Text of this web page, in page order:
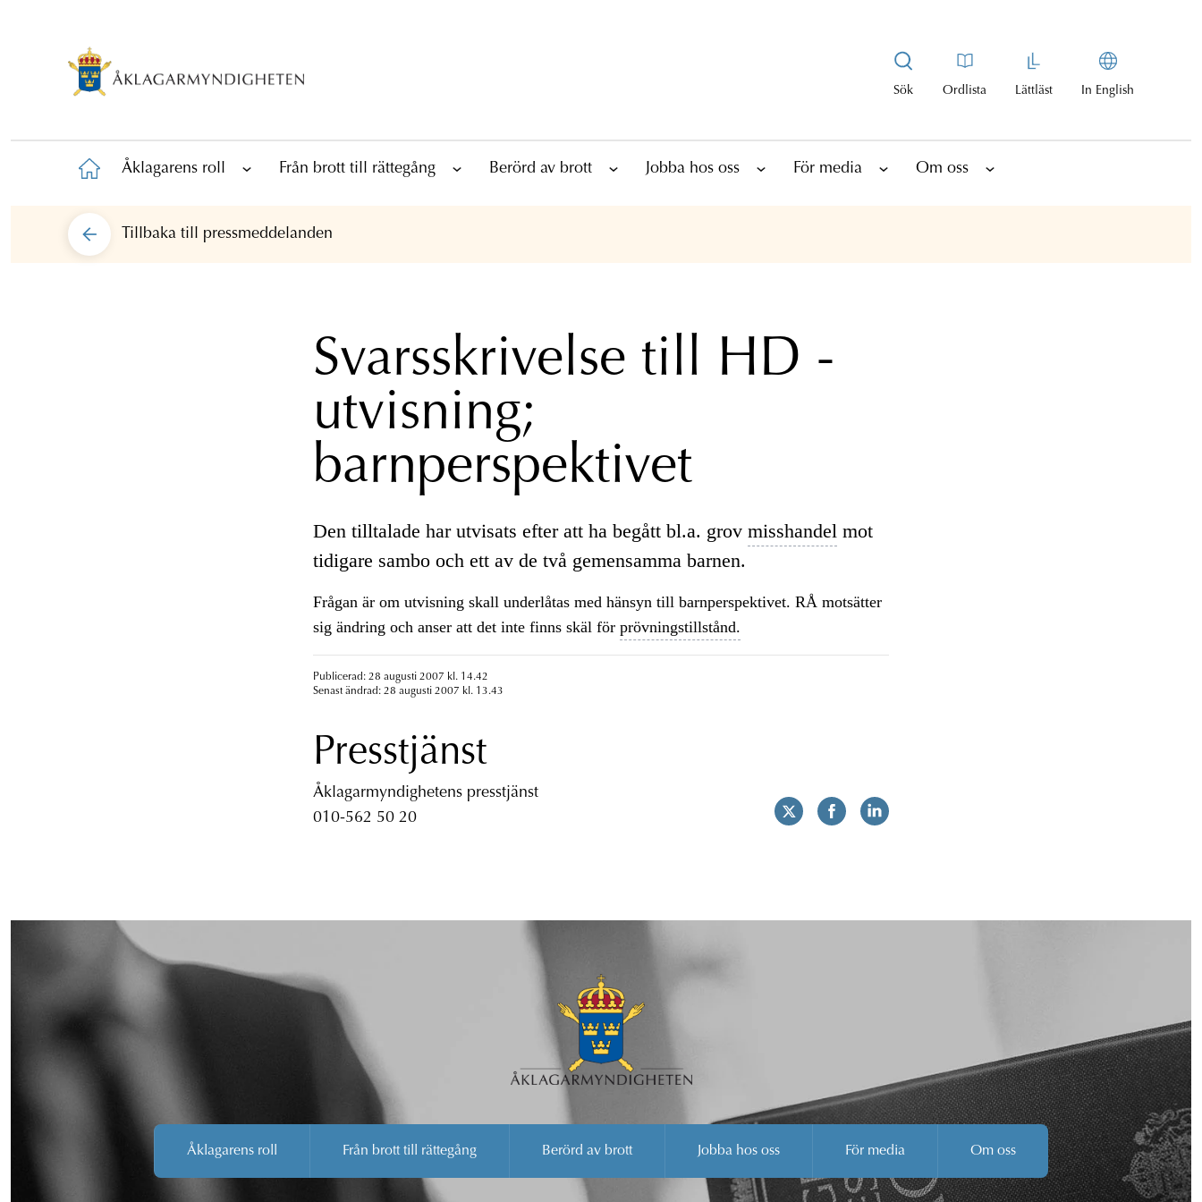
Sök Ordlista Lättläst In English
Åklagarens roll Från brott till rättegång Berörd av brott Jobba hos oss För media Om oss
Tillbaka till pressmeddelanden
Svarsskrivelse till HD -
utvisning;
barnperspektivet
Den tilltalade har utvisats efter att ha begått bl.a. grov misshandel mot
tidigare sambo och ett av de två gemensamma barnen.
Frågan är om utvisning skall underlåtas med hänsyn till barnperspektivet. RÅ motsätter
sig ändring och anser att det inte finns skäl för prövningstillstånd.
Publicerad: 28 augusti 2007 kl. 14.42
Senast ändrad: 28 augusti 2007 kl. 13.43
Presstjänst
Åklagarmyndighetens presstjänst
010-562 50 20
Åklagarens roll Från brott till rättegång Berörd av brott Jobba hos oss För media Om oss